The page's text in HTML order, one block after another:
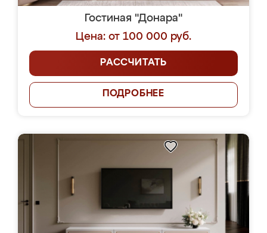
Гостиная "Донара"
Цена: от 100 000 руб.
РАССЧИТАТЬ
ПОДРОБНЕЕ